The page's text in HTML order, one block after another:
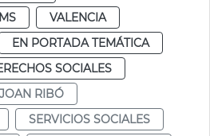
VALENCIA
EN PORTADA TEMÁTICA
SOCIALES
JOAN RIBÓ
SERVICIOS SOCIALES